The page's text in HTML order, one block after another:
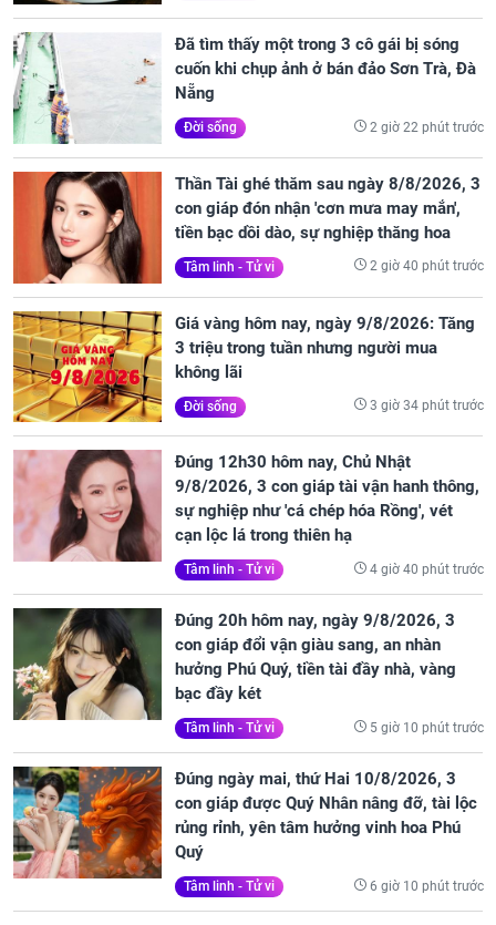
Đã tìm thấy một trong 3 cô gái bị sóng
cuốn khi chụp ảnh ở bán đảo Sơn Trà, Đà
Nẵng
Đời sống 2 giờ 22 phút trước
Thần Tài ghé thăm sau ngày 8/8/2026, 3
con giáp đón nhận 'cơn mưa may mắn',
tiền bạc dồi dào, sự nghiệp thăng hoa
Tâm linh - Tử vi 2 giờ 40 phút trước
Giá vàng hôm nay, ngày 9/8/2026: Tăng
3 triệu trong tuần nhưng người mua
không lãi
Đời sống 3 giờ 34 phút trước
Đúng 12h30 hôm nay, Chủ Nhật
9/8/2026, 3 con giáp tài vận hanh thông,
sự nghiệp như 'cá chép hóa Rồng', vét
cạn lộc lá trong thiên hạ
Tâm linh - Tử vi 4 giờ 40 phút trước
Đúng 20h hôm nay, ngày 9/8/2026, 3
con giáp đổi vận giàu sang, an nhàn
hưởng Phú Quý, tiền tài đầy nhà, vàng
bạc đầy két
Tâm linh - Tử vi 5 giờ 10 phút trước
Đúng ngày mai, thứ Hai 10/8/2026, 3
con giáp được Quý Nhân nâng đỡ, tài lộc
rủng rỉnh, yên tâm hưởng vinh hoa Phú
Quý
Tâm linh - Tử vi 6 giờ 10 phút trước